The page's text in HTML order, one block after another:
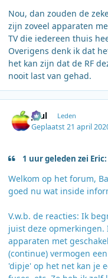
Nou, dan zouden de
zijn zoveel apparaten
TV die iedereen thuis
Overigens denk ik dat
het kan zijn dat de RF
nooit last van gehad.
Juul Leden
Geplaatst21 april
1 uur geleden zei Eric:
Welkom op het forum,
goed nu wat inside
V.w.b. de reacties: Ik
juist deze
apparaten met
(continue) vermogen
'dipje' op het net kan je